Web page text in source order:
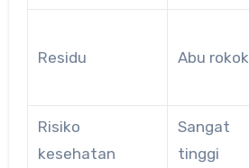
Residu Abu rokok
Risiko
kesehatan
Sangat
tinggi